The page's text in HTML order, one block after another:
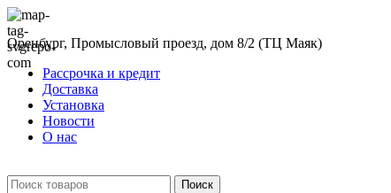
Оренбург, Промысловый проезд, дом 8/2 (ТЦ Маяк)
Рассрочка и кредит
Доставка
Установка
Новости
О нас
Поиск